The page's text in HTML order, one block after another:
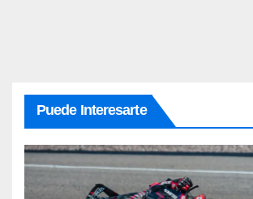
Puede Interesarte